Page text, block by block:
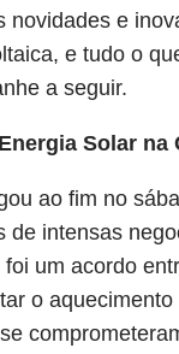
novidades e
e tudo o
a seguir.
Solar na
ao fim no
de intensas
um acordo
o aquecimento